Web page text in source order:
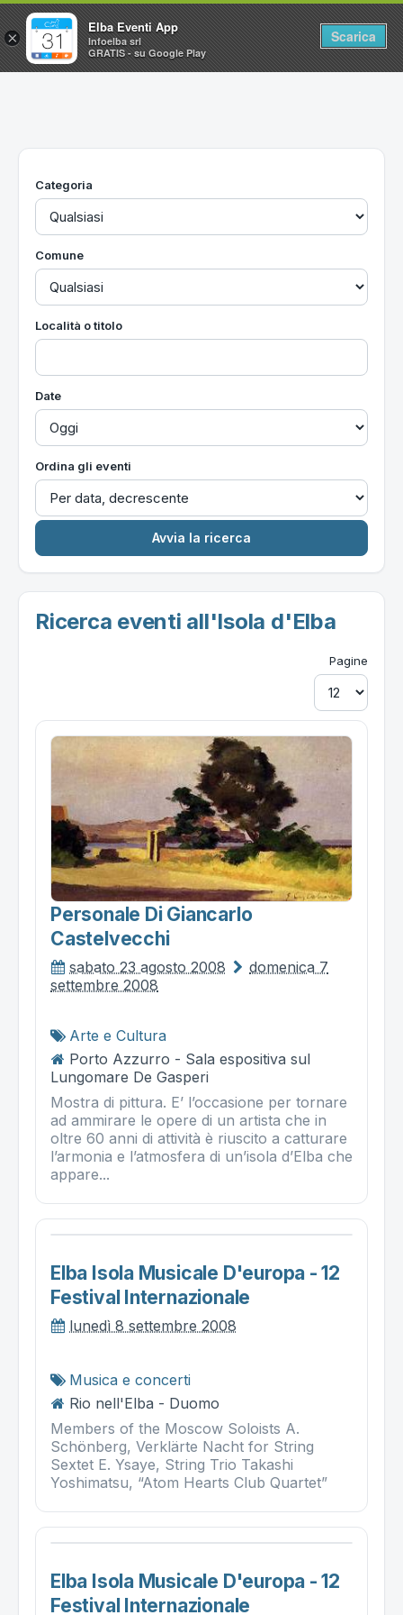
Home
Utilità
Categoria
Comune
Località o titolo
Date
Ordina gli eventi
Ricerca eventi all'Isola d'Elba
Pagine
Personale Di Giancarlo
Castelvecchi
sabato 23 agosto 2008
domenica 7
settembre 2008
Arte e Cultura
Porto Azzurro - Sala espositiva sul
Lungomare De Gasperi
Mostra di pittura. E’ l’occasione per tornare
ad ammirare le opere di un artista che in
oltre 60 anni di attività è riuscito a catturare
l’armonia e l’atmosfera di un’isola d’Elba che
appare...
Elba Isola Musicale D'europa - 12
Festival Internazionale
lunedì 8 settembre 2008
Musica e concerti
Rio nell'Elba - Duomo
Members of the Moscow Soloists A.
Schönberg, Verklärte Nacht for String
Sextet E. Ysaye, String Trio Takashi
Yoshimatsu, “Atom Hearts Club Quartet”
Elba Isola Musicale D'europa - 12
Festival Internazionale
×
Elba Eventi App
Infoelba srl
GRATIS - su Google Play
Scarica